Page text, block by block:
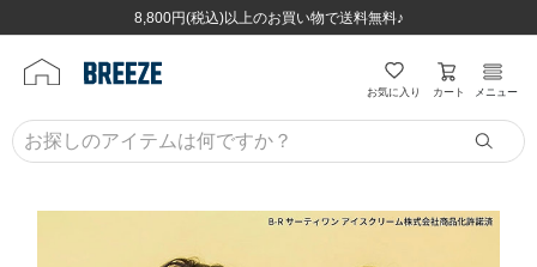
8,800円(税込)以上のお買い物で送料無料♪
ほぼ全品半額！！8/12(水)お昼12:59まで！！
8,800円(税込)以上のお買い物で送料無料♪
ほぼ全品半額！！8/12(水)お昼12:59まで！！
お気に入り カート メニュー